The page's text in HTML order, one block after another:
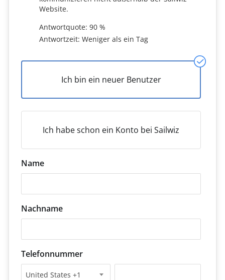
Website.
Antwortquote: 90 %
Antwortzeit: Weniger als ein Tag
Ich bin ein neuer Benutzer
Ich habe schon ein Konto bei Sailwiz
Name
Nachname
Telefonnummer
United States +1